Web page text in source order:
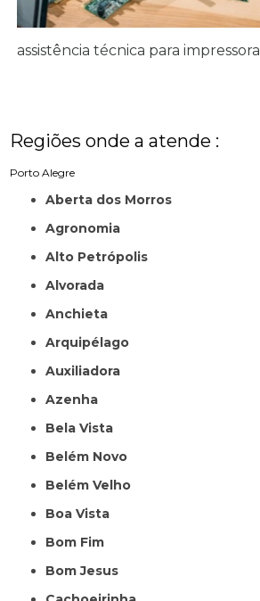
assistência técnica para impressora
Regiões onde a atende :
Porto Alegre
Aberta dos Morros
Agronomia
Alto Petrópolis
Alvorada
Anchieta
Arquipélago
Auxiliadora
Azenha
Bela Vista
Belém Novo
Belém Velho
Boa Vista
Bom Fim
Bom Jesus